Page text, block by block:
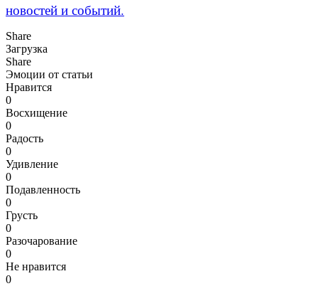
новостей и событий.
Share
Загрузка
Share
Эмоции от статьи
Нравится
0
Восхищение
0
Радость
0
Удивление
0
Подавленность
0
Грусть
0
Разочарование
0
Не нравится
0